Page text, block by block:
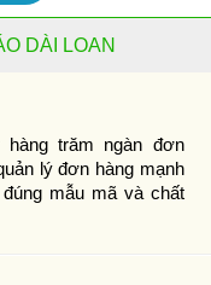
DÀI LOAN
trăm ngàn đơn
lý đơn hàng mạnh
mẫu mã và chất